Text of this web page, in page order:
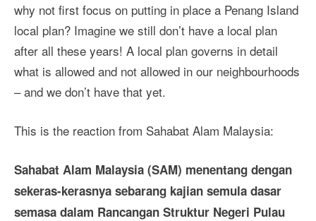
why not first focus on putting in place a Penang Island
local plan? Imagine we still don’t have a local plan
after all these years! A local plan governs in detail
what is allowed and not allowed in our neighbourhoods
– and we don’t have that yet.
This is the reaction from Sahabat Alam Malaysia:
Sahabat Alam Malaysia (SAM) menentang dengan
sekeras-kerasnya sebarang kajian semula dasar
semasa dalam Rancangan Struktur Negeri Pulau